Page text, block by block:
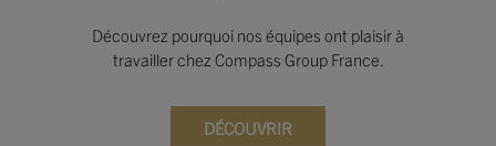
Découvrez pourquoi nos équipes ont plaisir à
travailler chez Compass Group France.
DÉCOUVRIR